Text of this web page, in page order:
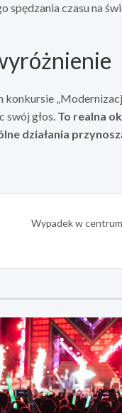
spędzania czasu na
swój głos. To realna
działania
Wypadek w